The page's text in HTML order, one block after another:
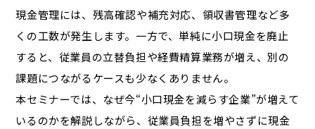
現金管理には、残高確認や補充対応、領収書管理など多
くの工数が発生します。一方で、単純に小口現金を廃止
すると、従業員の立替負担や経費精算業務が増え、別の
課題につながるケースも少なくありません。
本セミナーでは、なぜ今“小口現金を減らす企業”が増えて
いるのかを解説しながら、従業員負担を増やさずに現金